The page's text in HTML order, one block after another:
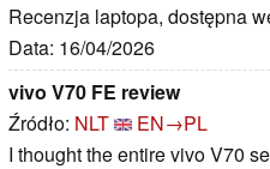
Recenzja laptopa, dostępna
Data: 16/04/2026
vivo V70 FE review
Źródło: NLT
EN→PL
I thought the entire vivo V70